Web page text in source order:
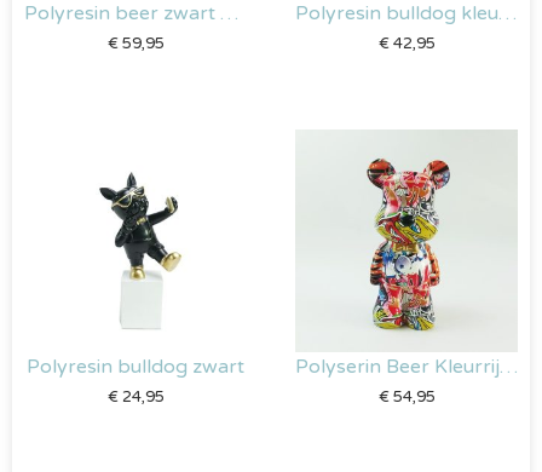
Polyresin beer zwart met gouden splash | 35 cm
€59,95
Polyresin bulldog kleurrijk
€42,95
Polyresin bulldog zwart
€24,95
Polyserin Beer Kleurrijk – 28 cm
€54,95